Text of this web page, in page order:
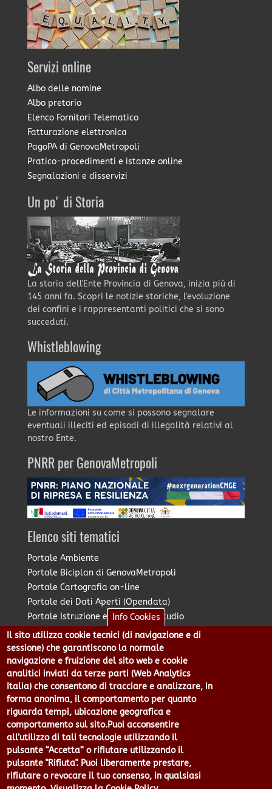
Servizi online
Albo delle nomine
Albo pretorio
Elenco Fornitori Telematico
Fatturazione elettronica
PagoPA di GenovaMetropoli
Pratico-procedimenti e istanze online
Segnalazioni e disservizi
Un po' di Storia
La storia dell'Ente Provincia di Genova, inizia più di
145 anni fa. Scopri le notizie storiche, l'evoluzione
dei confini e i rappresentanti politici che si sono
succeduti.
Whistleblowing
Le informazioni su come si possono segnalare
eventuali illeciti ed episodi di illegalità relativi al
nostro Ente.
PNRR per GenovaMetropoli
Elenco siti tematici
Portale Ambiente
Portale Biciplan di GenovaMetropoli
Portale Cartografia on-line
Portale dei Dati Aperti (Opendata)
Portale Istruzione e Diritto allo Studio
Portale Marketing Territoriale
Portale Piano Strategico Metropolitano
Portale PUMS di GenovaMetropoli
Portale Stazione Unica Appaltante
Pratico: procedimenti e istanze online
Città Metropolitana di Genova - Piazzale Mazzini 2 -16122 -
Genova | CF:80007350103 - P.Iva: 00949170104 | Codice IPA: cmge
Centralino 010 54991 Fax 010 5499244 URP 010 5499456
Num.Verde 800 509420 | P.E.C.:
pec@cert.cittametropolitana.genova.it
Info Cookies
Il sito utilizza cookie tecnici (di navigazione e di
sessione) che garantiscono la normale
navigazione e fruizione del sito web e cookie
analitici inviati da terze parti (Web Analytics
Italia) che consentono di tracciare e analizzare, in
forma anonima, il comportamento per quanto
riguarda tempi, ubicazione geografica e
comportamento sul sito.Puoi acconsentire
all’utilizzo di tali tecnologie utilizzando il
pulsante “Accetta” o rifiutare utilizzando il
pulsante "Rifiuta". Puoi liberamente prestare,
rifiutare o revocare il tuo consenso, in qualsiasi